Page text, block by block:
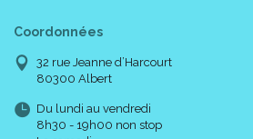
Coordonnées
32 rue Jeanne d’Harcourt
80300 Albert
Du lundi au vendredi
8h30 - 19h00 non stop